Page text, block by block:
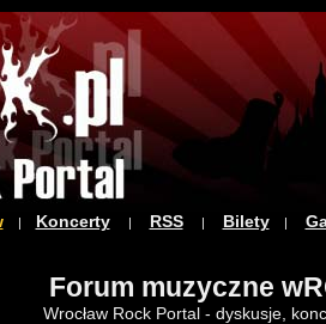
| Koncerty| RSS| Bilety|
Forum muzyczne
Wrocław Rock Portal - dyskusje,